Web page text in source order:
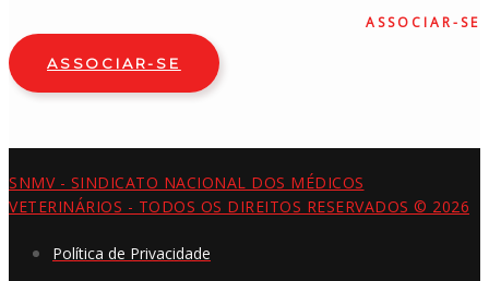
ASSOCIAR-SE
ASSOCIAR-SE
SNMV - SINDICATO NACIONAL DOS MÉDICOS
VETERINÁRIOS - TODOS OS DIREITOS RESERVADOS © 2026
Política de Privacidade